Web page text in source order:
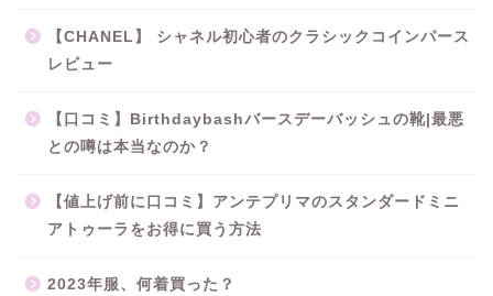
【CHANEL】 シャネル初心者のクラシックコインパース
レビュー
【口コミ】Birthdaybashバースデーバッシュの靴|最悪
との噂は本当なのか？
【値上げ前に口コミ】アンテプリマのスタンダードミニ
アトゥーラをお得に買う方法
2023年服、何着買った？